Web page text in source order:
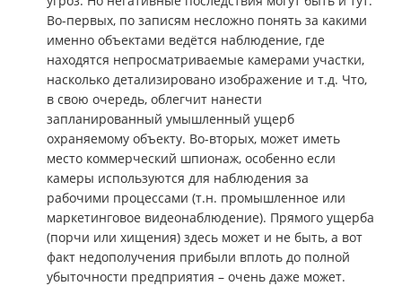
Во-первых, по записям несложно понять за какими
именно объектами ведётся наблюдение, где
находятся непросматриваемые камерами участки,
насколько детализировано изображение и т.д. Что,
в свою очередь, облегчит нанести
запланированный умышленный ущерб
охраняемому объекту. Во-вторых, может иметь
место коммерческий шпионаж, особенно если
камеры используются для наблюдения за
рабочими процессами (т.н. промышленное или
маркетинговое видеонаблюдение). Прямого ущерба
(порчи или хищения) здесь может и не быть, а вот
факт недополучения прибыли вплоть до полной
убыточности предприятия – очень даже может.